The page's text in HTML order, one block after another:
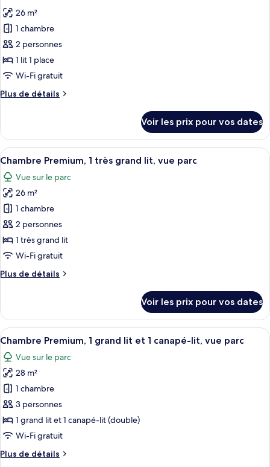
vue
parc
Suite
Junior,
très
grand
lit,
vue
parc
les
photos
pour
ce
type
chambre :
26 m²
1 chambre
2 personnes
1 lit 1 place
Wi-Fi gratuit
Plus de détails
Plus
le
type
de
Chambre
Standard
Voir les prix pour vos dates
Afficher
toutes
les
photos
pour
ce
type
de
chambre :
Chambre
très
grand
lit,
vue
parc
Une chambre d’hôtel avec un
5
Chambre Premium, 1 très grand lit, vue parc
Vue sur le parc
26 m²
1 chambre
2 personnes
1 très grand lit
Wi-Fi gratuit
Plus de détails
Plus
le
type
de
Chambre
Premium,
très
grand
lit,
vue
parc
Voir les prix pour vos dates
Afficher
toutes
les
photos
pour
ce
type
de
chambre :
Chambre
Une chambre d’hôtel avec un grand
4
Chambre Premium, 1 grand lit et 1 canapé-lit, vue parc
Vue sur le parc
28 m²
1 chambre
3 personnes
1 grand lit et 1 canapé-lit (double)
Wi-Fi gratuit
Plus de détails
Plus